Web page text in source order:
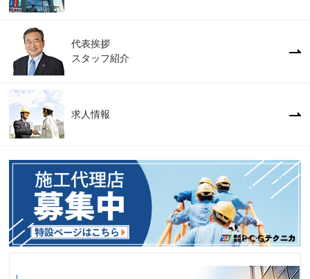
代表挨拶
スタッフ紹介
求人情報